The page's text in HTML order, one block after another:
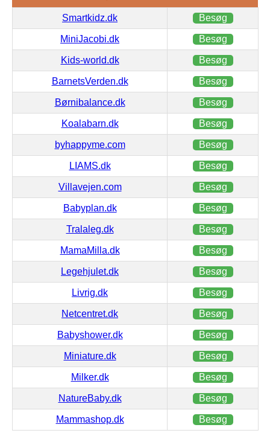
Smartkidz.dk Besøg
MiniJacobi.dk Besøg
Kids-world.dk Besøg
BarnetsVerden.dk Besøg
Børnibalance.dk Besøg
Koalabarn.dk Besøg
byhappyme.com Besøg
LIAMS.dk Besøg
Villavejen.com Besøg
Babyplan.dk Besøg
Tralaleg.dk Besøg
MamaMilla.dk Besøg
Legehjulet.dk Besøg
Livrig.dk Besøg
Netcentret.dk Besøg
Babyshower.dk Besøg
Miniature.dk Besøg
Milker.dk Besøg
NatureBaby.dk Besøg
Mammashop.dk Besøg